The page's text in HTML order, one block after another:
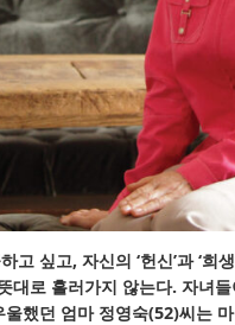
싶고, 자신의 ‘헌신’과 ‘희
대로 흘러가지 않는다. 자녀
했던 엄마 정영숙(52)씨는